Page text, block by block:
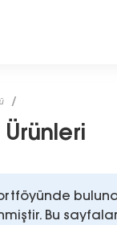
Ürünleri
Bu